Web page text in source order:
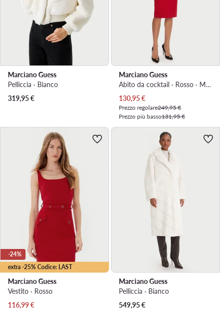
Marciano Guess
Pelliccia · Bianco
319,95€
Marciano Guess
Abito da cocktail · Rosso · Midi
Prezzo attuale
130,95€
Prezzo regolare249,95 €
Prezzo più basso131,95 €
extra -25% Codice: LAST
-24%
Marciano Guess
Vestito · Rosso
Prezzo attuale
116,99€
Marciano Guess
Pelliccia · Bianco
549,95€